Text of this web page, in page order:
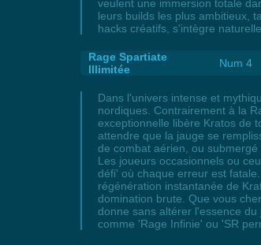
veulent une immersion totale
leurs builds les plus ambitieux,
hacks créatifs, s'intègre
Rage Spartiate
Illimitée
Num 4
Dans l'univers intense et
nordiques. Contrairement à la
exceptionnelle libère Kratos de
attendre que la jauge se
de combat aérien, ou
Les joueurs occasionnels ou
défi' où chaque erreur est
régénération instantanée de
domination brute. Que vous
donne sans altérer l'essence
comme 'Rage Infinie' ou 'SR